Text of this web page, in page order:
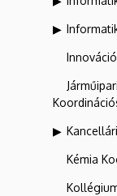
Kémia